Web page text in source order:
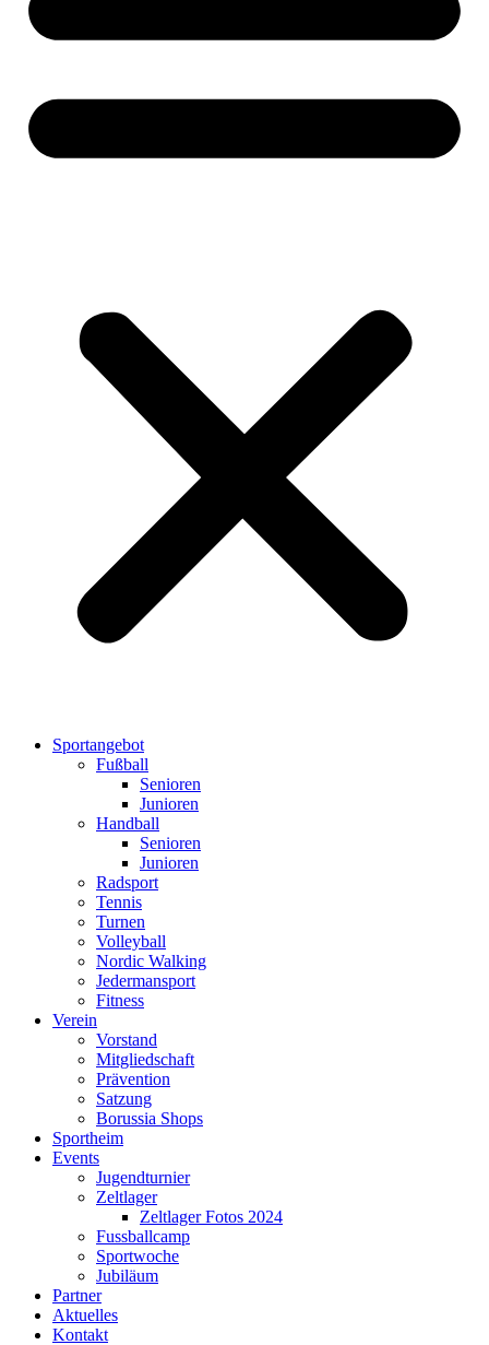
Sportangebot
Fußball
Senioren
Junioren
Handball
Senioren
Junioren
Radsport
Tennis
Turnen
Volleyball
Nordic Walking
Jedermansport
Fitness
Verein
Vorstand
Mitgliedschaft
Prävention
Satzung
Borussia Shops
Sportheim
Events
Jugendturnier
Zeltlager
Zeltlager Fotos 2024
Fussballcamp
Sportwoche
Jubiläum
Partner
Aktuelles
Kontakt